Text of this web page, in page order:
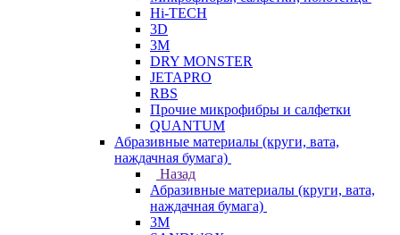
Hi-TECH
3D
3М
DRY MONSTER
JETAPRO
RBS
Прочие микрофибры и салфетки
QUANTUM
Абразивные материалы (круги, вата,
наждачная бумага)
Назад
Абразивные материалы (круги, вата,
наждачная бумага)
3М